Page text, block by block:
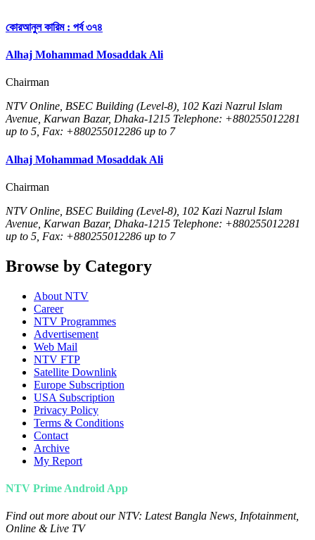
কোরআনুল কারিম : পর্ব ৩৭৪
Alhaj Mohammad Mosaddak Ali
Chairman
NTV Online, BSEC Building (Level-8), 102 Kazi Nazrul Islam
Avenue, Karwan Bazar, Dhaka-1215 Telephone: +880255012281
up to 5, Fax: +880255012286 up to 7
Alhaj Mohammad Mosaddak Ali
Chairman
NTV Online, BSEC Building (Level-8), 102 Kazi Nazrul Islam
Avenue, Karwan Bazar, Dhaka-1215 Telephone: +880255012281
up to 5, Fax: +880255012286 up to 7
Browse by Category
About NTV
Career
NTV Programmes
Advertisement
Web Mail
NTV FTP
Satellite Downlink
Europe Subscription
USA Subscription
Privacy Policy
Terms & Conditions
Contact
Archive
My Report
NTV Prime Android App
Find out more about our NTV: Latest Bangla News, Infotainment,
Online & Live TV